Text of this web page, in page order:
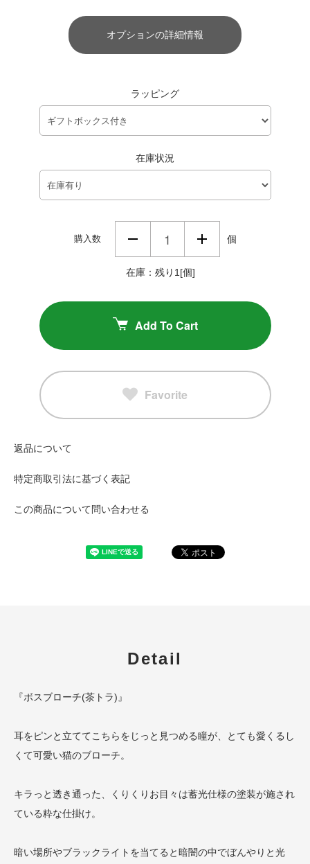
オプションの詳細情報
ラッピング
在庫状況
購入数 個
在庫：残り1[個]
Add To Cart
Favorite
返品について
特定商取引法に基づく表記
この商品について問い合わせる
Detail
『ボスブローチ(茶トラ)』
耳をピンと立ててこちらをじっと見つめる瞳が、とても愛くるし
くて可愛い猫のブローチ。
キラっと透き通った、くりくりお目々は蓄光仕様の塗装が施され
ている粋な仕掛け。
暗い場所やブラックライトを当てると暗闇の中でぼんやりと光